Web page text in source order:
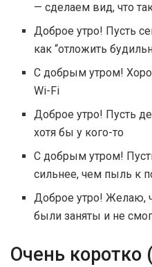
— сделаем вид, что
Доброе утро! Пусть
как “отложить
С добрым утром!
Wi-Fi
Доброе утро! Пусть
хотя бы у кого-то
С добрым утром!
сильнее, чем пыль к
Доброе утро! Желаю,
были заняты и не
Очень коротко